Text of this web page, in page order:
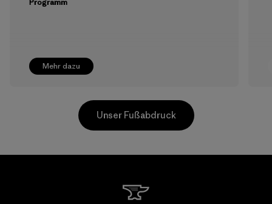
Mehr dazu
Unser Fußabdruck